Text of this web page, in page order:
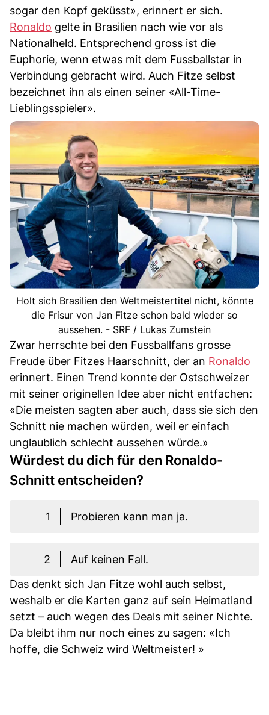
sogar den Kopf geküsst», erinnert er sich.
Ronaldo gelte in Brasilien nach wie vor als
Nationalheld. Entsprechend gross ist die
Euphorie, wenn etwas mit dem Fussballstar in
Verbindung gebracht wird. Auch Fitze selbst
bezeichnet ihn als einen seiner «All-Time-
Lieblingsspieler».
Holt sich Brasilien den Weltmeistertitel nicht, könnte
die Frisur von Jan Fitze schon bald wieder so
aussehen. - SRF / Lukas Zumstein
Zwar herrschte bei den Fussballfans grosse
Freude über Fitzes Haarschnitt, der an Ronaldo
erinnert. Einen Trend konnte der Ostschweizer
mit seiner originellen Idee aber nicht entfachen:
«Die meisten sagten aber auch, dass sie sich den
Schnitt nie machen würden, weil er einfach
unglaublich schlecht aussehen würde.»
Würdest du dich für den Ronaldo-
Schnitt entscheiden?
1 Probieren kann man ja.
2
Auf keinen Fall.
Das denkt sich Jan Fitze wohl auch selbst,
weshalb er die Karten ganz auf sein Heimatland
setzt – auch wegen des Deals mit seiner Nichte.
Da bleibt ihm nur noch eines zu sagen: «Ich
hoffe, die Schweiz wird Weltmeister! »